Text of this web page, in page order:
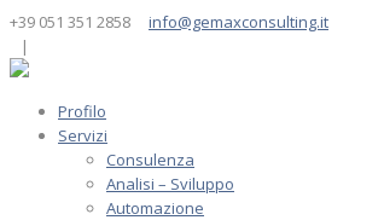
+39 051 351 2858
info@gemaxconsulting.it
|
Profilo
Servizi
Consulenza
Analisi – Sviluppo
Automazione